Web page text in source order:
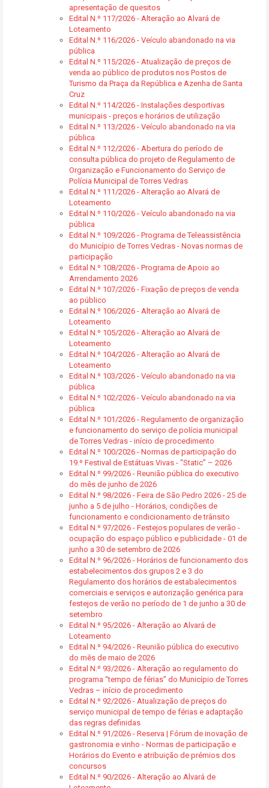
apresentação de quesitos
Edital N.º 117/2026 - Alteração ao Alvará de
Loteamento
Edital N.º 116/2026 - Veículo abandonado na via
pública
Edital N.º 115/2026 - Atualização de preços de
venda ao público de produtos nos Postos de
Turismo da Praça da República e Azenha de Santa
Cruz
Edital N.º 114/2026 - Instalações desportivas
municipais - preços e horários de utilização
Edital N.º 113/2026 - Veículo abandonado na via
pública
Edital N.º 112/2026 - Abertura do período de
consulta pública do projeto de Regulamento de
Organização e Funcionamento do Serviço de
Polícia Municipal de Torres Vedras
Edital N.º 111/2026 - Alteração ao Alvará de
Loteamento
Edital N.º 110/2026 - Veículo abandonado na via
pública
Edital N.º 109/2026 - Programa de Teleassistência
do Município de Torres Vedras - Novas normas de
participação
Edital N.º 108/2026 - Programa de Apoio ao
Arrendamento 2026
Edital N.º 107/2026 - Fixação de preços de venda
ao público
Edital N.º 106/2026 - Alteração ao Alvará de
Loteamento
Edital N.º 105/2026 - Alteração ao Alvará de
Loteamento
Edital N.º 104/2026 - Alteração ao Alvará de
Loteamento
Edital N.º 103/2026 - Veículo abandonado na via
pública
Edital N.º 102/2026 - Veículo abandonado na via
pública
Edital N.º 101/2026 - Regulamento de organização
e funcionamento do serviço de polícia municipal
de Torres Vedras - início de procedimento
Edital N.º 100/2026 - Normas de participação do
19.º Festival de Estátuas Vivas - “Static” – 2026
Edital N.º 99/2026 - Reunião pública do executivo
do mês de junho de 2026
Edital N.º 98/2026 - Feira de São Pedro 2026 - 25 de
junho a 5 de julho - Horários, condições de
funcionamento e condicionamento de trânsito
Edital N.º 97/2026 - Festejos populares de verão -
ocupação do espaço público e publicidade - 01 de
junho a 30 de setembro de 2026
Edital N.º 96/2026 - Horários de funcionamento dos
estabelecimentos dos grupos 2 e 3 do
Regulamento dos horários de estabalecimentos
comerciais e serviços e autorização genérica para
festejos de verão no período de 1 de junho a 30 de
setembro
Edital N.º 95/2026 - Alteração ao Alvará de
Loteamento
Edital N.º 94/2026 - Reunião pública do executivo
do mês de maio de 2026
Edital N.º 93/2026 - Alteração ao regulamento do
programa “tempo de férias” do Município de Torres
Vedras – início de procedimento
Edital N.º 92/2026 - Atualização de preços do
serviço municipal de tempo de férias e adaptação
das regras definidas
Edital N.º 91/2026 - Reserva | Fórum de inovação de
gastronomia e vinho - Normas de participação e
Horários do Evento e atribuição de prémios dos
concursos
Edital N.º 90/2026 - Alteração ao Alvará de